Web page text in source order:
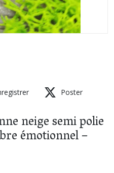
Poster
neige semi polie
émotionnel –